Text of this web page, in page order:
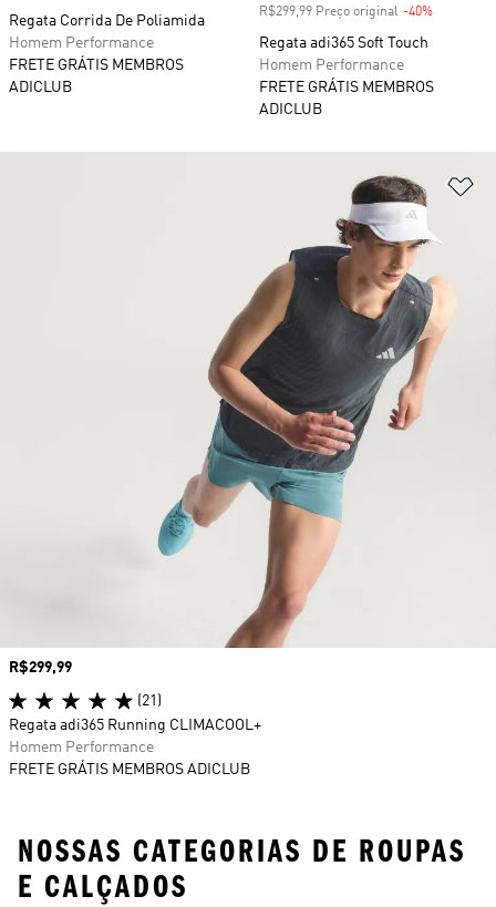
Regata Corrida De Poliamida
Homem Performance
FRETE GRÁTIS MEMBROS
ADICLUB
R$299,99 Preço original -40%
Regata adi365 Soft Touch
Homem Performance
FRETE GRÁTIS MEMBROS
ADICLUB
Preço
R$299,99
(21)
Regata adi365 Running CLIMACOOL+
Homem Performance
FRETE GRÁTIS MEMBROS ADICLUB
NOSSAS CATEGORIAS DE ROUPAS
E CALÇADOS